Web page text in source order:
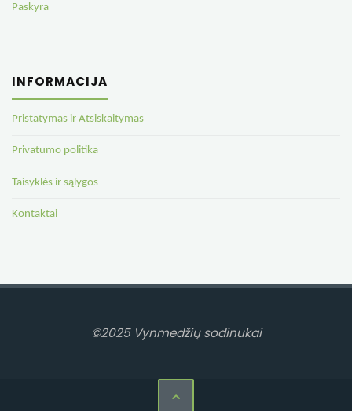
Paskyra
INFORMACIJA
Pristatymas ir Atsiskaitymas
Privatumo politika
Taisyklės ir sąlygos
Kontaktai
©2025 Vynmedžių sodinukai